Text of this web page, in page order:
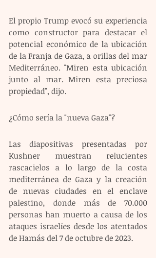
El propio Trump evocó su experiencia
como constructor para destacar el
potencial económico de la ubicación
de la Franja de Gaza, a orillas del mar
Mediterráneo. "Miren esta ubicación
junto al mar. Miren esta preciosa
propiedad", dijo.
¿Cómo sería la "nueva Gaza"?
Las diapositivas presentadas por
Kushner muestran relucientes
rascacielos a lo largo de la costa
mediterránea de Gaza y la creación
de nuevas ciudades en el enclave
palestino, donde más de 70.000
personas han muerto a causa de los
ataques israelíes desde los atentados
de Hamás del 7 de octubre de 2023.